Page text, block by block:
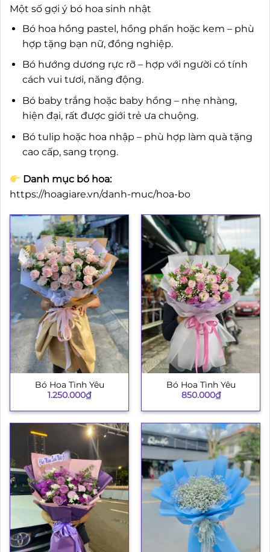
Một số gợi ý bó hoa sinh nhật
Bó hoa hồng pastel, hồng phấn hoặc kem – phù
hợp tặng bạn nữ, đồng nghiệp.
Bó hướng dương rực rỡ – hợp với người có tính
cách vui tươi, năng động.
Bó baby trắng hoặc baby hồng – nhẹ nhàng,
hiện đại, rất được giới trẻ ưa chuộng.
Bó tulip hoặc hoa nhập – phù hợp làm quà tặng
cao cấp, sang trọng.
Danh mục bó hoa:
https://hoagiare.vn/danh-muc/hoa-bo
Bó Hoa Tình Yêu
1.250.000₫
Bó Hoa Tình Yêu
850.000₫